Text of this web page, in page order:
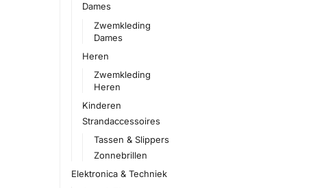
Dames
Zwemkleding
Dames
Heren
Zwemkleding
Heren
Kinderen
Strandaccessoires
Tassen & Slippers
Zonnebrillen
Elektronica & Techniek